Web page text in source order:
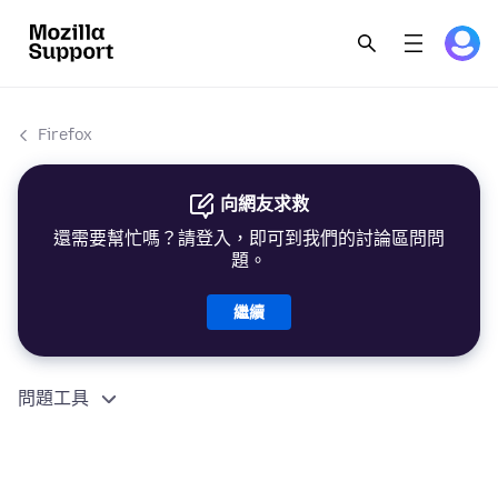
Firefox
向網友求救
還需要幫忙嗎？請登入，即可到我們的討論區問問
題。
繼續
問題工具